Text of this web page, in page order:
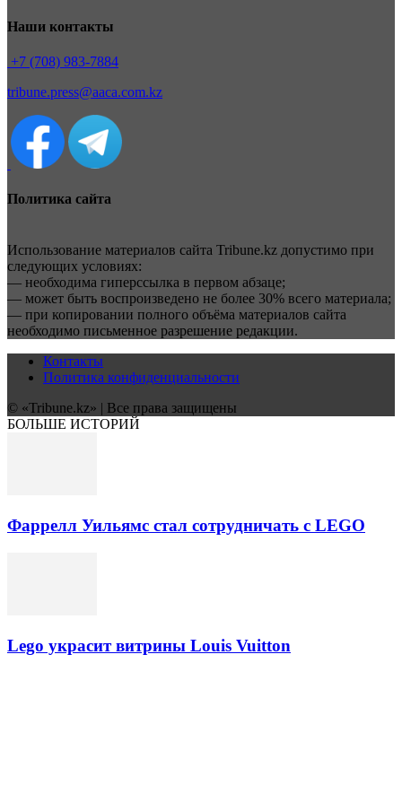
Наши контакты
+7 (708) 983-7884
tribune.press@aaca.com.kz
Политика сайта
Использование материалов сайта Tribune.kz допустимо при
следующих условиях:
— необходима гиперссылка в первом абзаце;
— может быть воспроизведено не более 30% всего материала;
— при копировании полного объёма материалов сайта
необходимо письменное разрешение редакции.
Контакты
Политика конфиденциальности
© «Tribune.kz» | Все права защищены
БОЛЬШЕ ИСТОРИЙ
Фаррелл Уильямс стал сотрудничать с LEGO
Lego украсит витрины Louis Vuitton